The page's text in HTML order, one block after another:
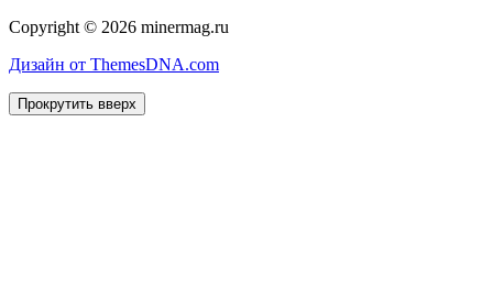
Copyright © 2026 minermag.ru
Дизайн от ThemesDNA.com
Прокрутить вверх